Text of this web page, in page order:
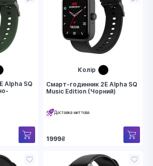
Alpha SQ
Колір
Смарт-годинник 2E Alpha SQ
Music Edition (Чорний)
Доставка миттєва
1999₴